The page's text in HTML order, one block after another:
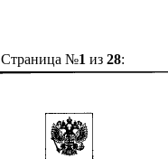
Страница №1 из 28: